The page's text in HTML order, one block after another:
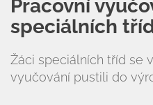
Pracovní
speciálních
Žáci speciálních tříd se
vyučování pustili do